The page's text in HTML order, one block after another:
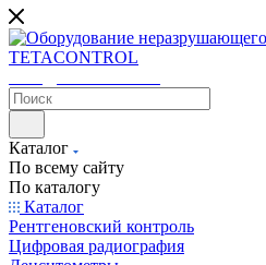
Каталог
По всему сайту
По каталогу
Каталог
Рентгеновский контроль
Цифровая радиография